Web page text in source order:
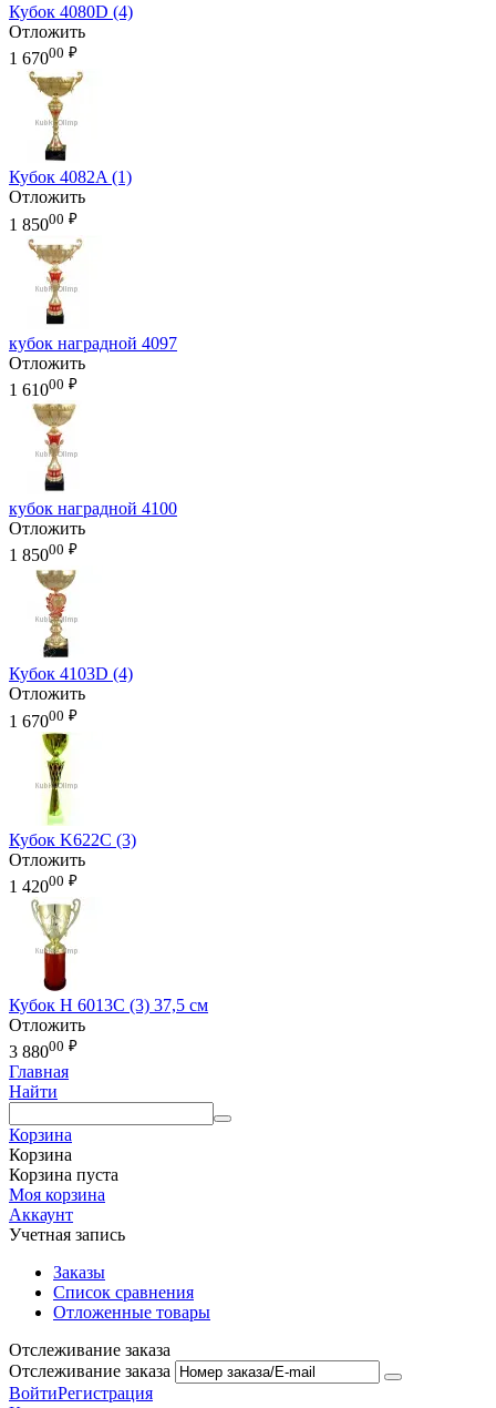
Кубок 4080D (4)
Отложить
1 67000 ₽
Кубок 4082A (1)
Отложить
1 85000 ₽
кубок наградной 4097
Отложить
1 61000 ₽
кубок наградной 4100
Отложить
1 85000 ₽
Кубок 4103D (4)
Отложить
1 67000 ₽
Кубок K622C (3)
Отложить
1 42000 ₽
Кубок Н 6013С (3) 37,5 см
Отложить
3 88000 ₽
Главная
Найти
Корзина
Корзина
Корзина пуста
Моя корзина
Аккаунт
Учетная запись
Заказы
Список сравнения
Отложенные товары
Отслеживание заказа
Отслеживание заказа
ВойтиРегистрация